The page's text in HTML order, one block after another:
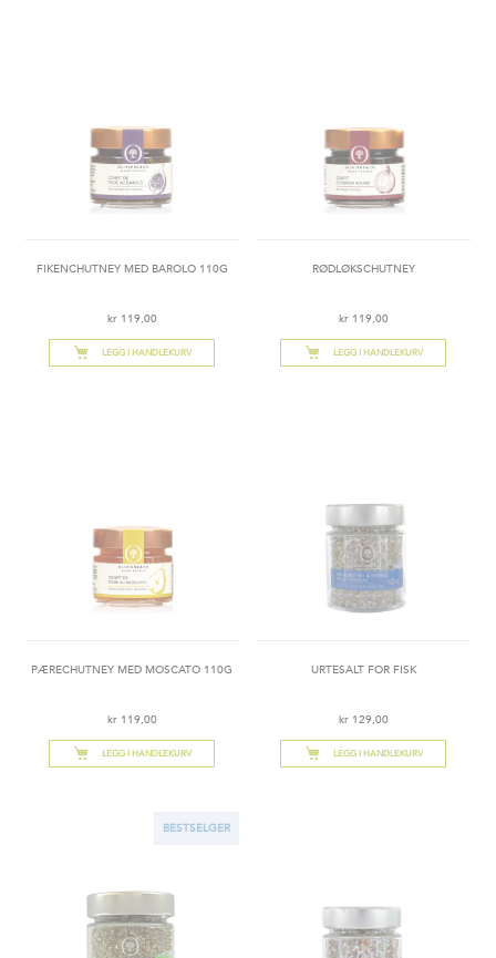
FIKENCHUTNEY MED BAROLO 110G
kr 119,00
LEGG I HANDLEKURV
RØDLØKSCHUTNEY
kr 119,00
LEGG I HANDLEKURV
PÆRECHUTNEY MED MOSCATO 110G
kr 119,00
LEGG I HANDLEKURV
URTESALT FOR FISK
kr 129,00
LEGG I HANDLEKURV
BESTSELGER